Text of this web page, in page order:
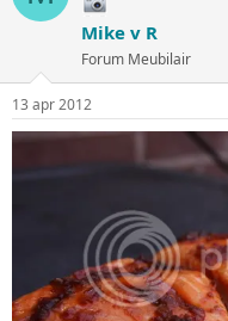
Mike v R
Forum Meubilair
13 apr 2012